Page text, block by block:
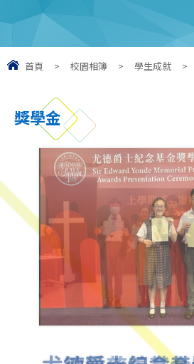
首頁 > 校園相簿 > 學生成就 >
獎學金